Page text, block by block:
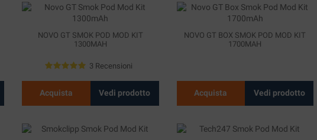
NOVO GT SMOK POD MOD KIT
1300MAH
3 Recensioni
Acquista Vedi prodotto
NOVO GT BOX SMOK POD MOD KIT
1700MAH
Acquista Vedi prodotto